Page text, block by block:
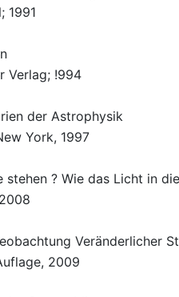
1991
Verlag; !994
der Astrophysik
York, 1997
stehen ? Wie das Licht in
Veränderlicher
2009